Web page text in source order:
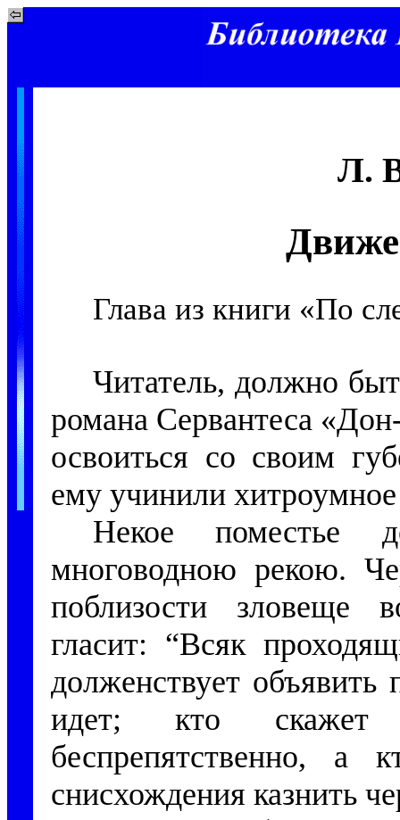
Л.
Глава из книги «По
Читатель, должно
романа Сервантеса
освоиться со своим
ему учинили
Некое поместье
многоводною рекою.
поблизости зловеще
гласит: “Всяк
долженствует
идет; кто скажет
беспрепятственно, а
снисхождения казнить